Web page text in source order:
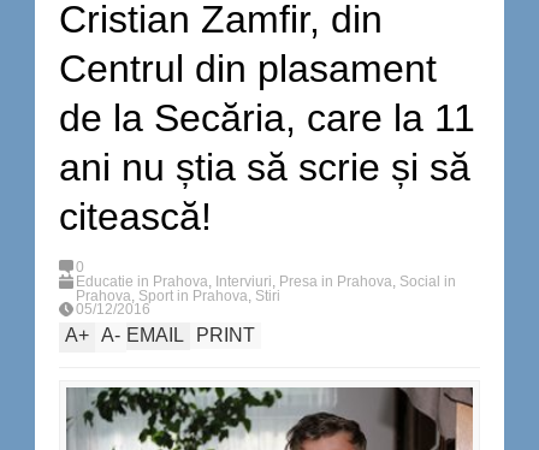
Cristian Zamfir, din
Centrul din plasament
de la Secăria, care la 11
ani nu știa să scrie și să
citească!
0
Educatie in Prahova, Interviuri, Presa in Prahova, Social in
Prahova, Sport in Prahova, Stiri
05/12/2016
A+ A- EMAIL PRINT